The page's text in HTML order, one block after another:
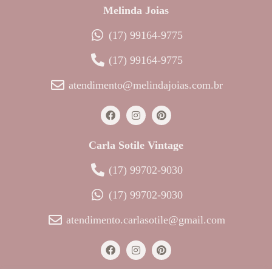
Melinda Joias
(17) 99164-9775
(17) 99164-9775
atendimento@melindajoias.com.br
Carla Sotile Vintage
(17) 99702-9030
(17) 99702-9030
atendimento.carlasotile@gmail.com